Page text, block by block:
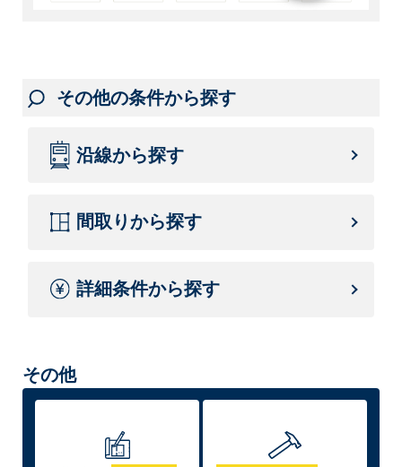
その他の条件から探す
沿線から探す
間取りから探す
詳細条件から探す
その他